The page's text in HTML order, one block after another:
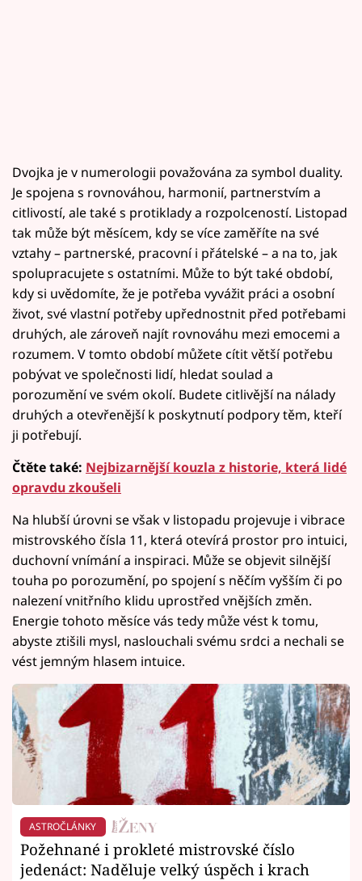
Dvojka je v numerologii považována za symbol duality.
Je spojena s rovnováhou, harmonií, partnerstvím a
citlivostí, ale také s protiklady a rozpolceností. Listopad
tak může být měsícem, kdy se více zaměříte na své
vztahy – partnerské, pracovní i přátelské – a na to, jak
spolupracujete s ostatními. Může to být také období,
kdy si uvědomíte, že je potřeba vyvážit práci a osobní
život, své vlastní potřeby upřednostnit před potřebami
druhých, ale zároveň najít rovnováhu mezi emocemi a
rozumem. V tomto období můžete cítit větší potřebu
pobývat ve společnosti lidí, hledat soulad a
porozumění ve svém okolí. Budete citlivější na nálady
druhých a otevřenější k poskytnutí podpory těm, kteří
ji potřebují.
Čtěte také: Nejbizarnější kouzla z historie, která lidé
opravdu zkoušeli
Na hlubší úrovni se však v listopadu projevuje i vibrace
mistrovského čísla 11, která otevírá prostor pro intuici,
duchovní vnímání a inspiraci. Může se objevit silnější
touha po porozumění, po spojení s něčím vyšším či po
nalezení vnitřního klidu uprostřed vnějších změn.
Energie tohoto měsíce vás tedy může vést k tomu,
abyste ztišili mysl, naslouchali svému srdci a nechali se
vést jemným hlasem intuice.
ASTROČLÁNKY
Požehnané i prokleté mistrovské číslo
jedenáct: Naděluje velký úspěch i krach